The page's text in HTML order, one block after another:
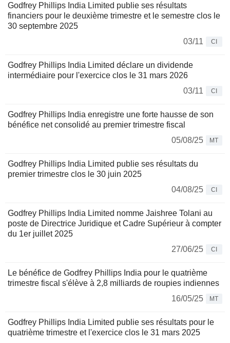
Godfrey Phillips India Limited publie ses résultats
financiers pour le deuxième trimestre et le semestre clos le
30 septembre 2025
03/11
CI
Godfrey Phillips India Limited déclare un dividende
intermédiaire pour l'exercice clos le 31 mars 2026
03/11
CI
Godfrey Phillips India enregistre une forte hausse de son
bénéfice net consolidé au premier trimestre fiscal
05/08/25
MT
Godfrey Phillips India Limited publie ses résultats du
premier trimestre clos le 30 juin 2025
04/08/25
CI
Godfrey Phillips India Limited nomme Jaishree Tolani au
poste de Directrice Juridique et Cadre Supérieur à compter
du 1er juillet 2025
27/06/25
CI
Le bénéfice de Godfrey Phillips India pour le quatrième
trimestre fiscal s'élève à 2,8 milliards de roupies indiennes
16/05/25
MT
Godfrey Phillips India Limited publie ses résultats pour le
quatrième trimestre et l'exercice clos le 31 mars 2025